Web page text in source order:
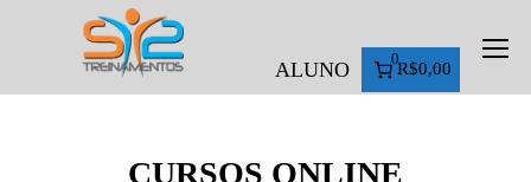
ALUNO 0
R$0,00
CURSOS ONLINE